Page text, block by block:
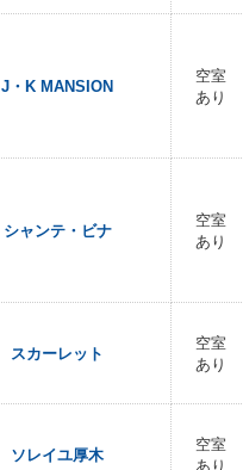
J・K MANSION
空室
あり
シャンテ・ビナ
空室
あり
スカーレット
空室
あり
ソレイユ厚木
空室
あり